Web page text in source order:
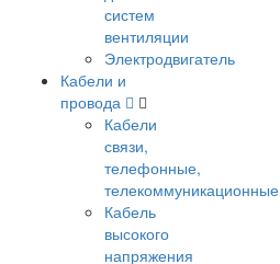
систем
вентиляции
Электродвигатель
Кабели и
провода
Кабели
связи,
телефонные,
телекоммуникационные
Кабель
высокого
напряжения